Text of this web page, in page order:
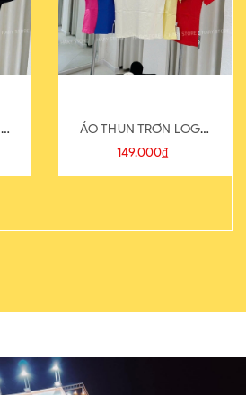
ÁO THUN TRƠN LOGO
SAU
149.000₫